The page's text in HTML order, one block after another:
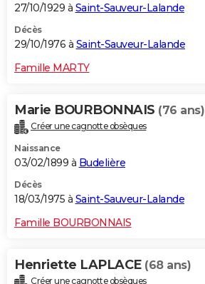
27/10/1929 à Saint-Sauveur-Lalande
Décès
29/10/1976 à Saint-Sauveur-Lalande
Famille MARTY
Marie BOURBONNAIS (76 ans)
Créer une cagnotte obsèques
Naissance
03/02/1899 à Budelière
Décès
18/03/1975 à Saint-Sauveur-Lalande
Famille BOURBONNAIS
Henriette LAPLACE (68 ans)
Créer une cagnotte obsèques